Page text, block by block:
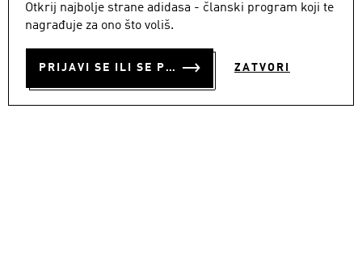
Otkrij najbolje strane adidasa - članski program koji te
nagrađuje za ono što voliš.
PRIJAVI SE ILI SE PRIDRUŽI SADA ZATVORI
TENISICE GAZELLE
€ 110.00